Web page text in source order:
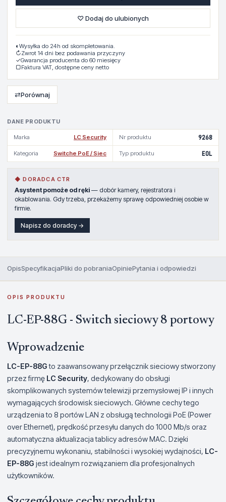
DANE PRODUKTU
Marka LC Security Nr produktu 9268
Kategoria Switche PoE / Siec Typ produktu EOL
◆ DORADCA CTR
Asystent pomoże od ręki — dobór kamery, rejestratora i
okablowania. Gdy trzeba, przekażemy sprawę odpowiedniej osobie w
firmie.
Napisz do doradcy →
♡ Dodaj do ulubionych
◐ Wysyłka do 24h od skompletowania.
↻Zwrot 14 dni bez podawania przyczyny
✓Gwarancja producenta do 60 miesięcy
▢Faktura VAT, dostępne ceny netto
⇄Porównaj
OpisSpecyfikacjaPliki do pobraniaOpiniePytania i odpowiedzi
OPIS PRODUKTU
LC-EP-88G - Switch sieciowy 8 portowy
Wprowadzenie
LC-EP-88Gto zaawansowany przełącznik sieciowy stworzony
przez firmę LC Security, dedykowany do obsługi
skomplikowanych systemów telewizji przemysłowej IP i innych
wymagających środowisk sieciowych. Główne cechy tego
urządzenia to 8 portów LAN z obsługą technologii PoE (Power
over Ethernet), prędkość przesyłu danych do 1000 Mb/s oraz
automatyczna aktualizacja tablicy adresów MAC. Dzięki
precyzyjnemu wykonaniu, stabilności i wysokiej wydajności, LC-
EP-88G jest idealnym rozwiązaniem dla profesjonalnych
użytkowników.